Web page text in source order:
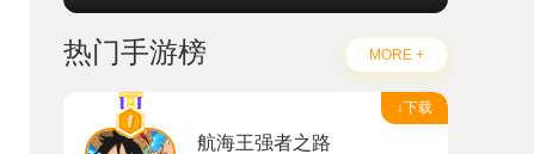
热门手游榜 MORE +
↓下载
航海王强者之路